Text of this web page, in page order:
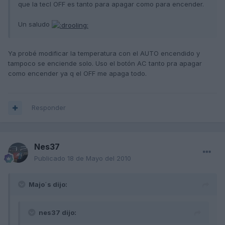
que la tecl OFF es tanto para apagar como para encender.
Un saludo
Ya probé modificar la temperatura con el AUTO encendido y
tampoco se enciende solo. Uso el botón AC tanto pra apagar
como encender ya q el OFF me apaga todo.
Responder
Nes37
Publicado 18 de Mayo del 2010
Majo´s dijo:
nes37 dijo: